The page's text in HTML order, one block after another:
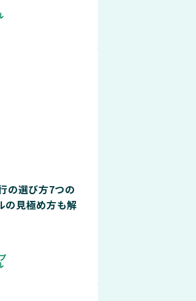
の選び方7つの
の見極め方も解